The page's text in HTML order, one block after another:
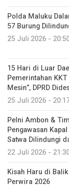
Polda Maluku
57 Burung
25 Juli 2026 -
15 Hari di Luar
Pemerintahan
Mesin”, DPRD
25 Juli 2026 -
Pelni Ambon &
Pengawasan
Satwa Dilindungi
22 Juli 2026 -
Kisah Haru di
Perwira 2026